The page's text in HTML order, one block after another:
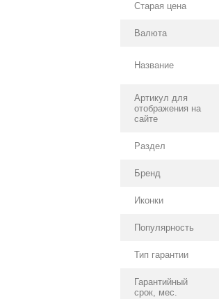
Старая цена
Валюта
Название
Артикул для
отображения на
сайте
Раздел
Бренд
Иконки
Популярность
Тип гарантии
Гарантийный
срок, мес.